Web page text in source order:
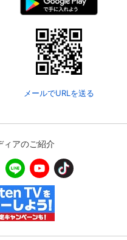
メールでURLを送る
ィアのご紹介